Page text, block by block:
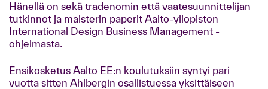
Hänellä on sekä tradenomin että vaatesuunnittelijan
tutkinnot ja maisterin paperit Aalto-yliopiston
International Design Business Management -
ohjelmasta.
Ensikosketus Aalto EE:n koulutuksiin syntyi pari
vuotta sitten Ahlbergin osallistuessa yksittäiseen